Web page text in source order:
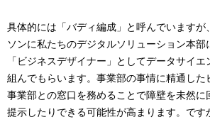
具体的には「バディ編成」と呼んでいますが
ソンに私たちのデジタルソリューション本部
「ビジネスデザイナー」としてデータサイ
組んでもらいます。事業部の事情に精通した
事業部との窓口を務めることで障壁を未然に
提示したりできる可能性が高まります。です